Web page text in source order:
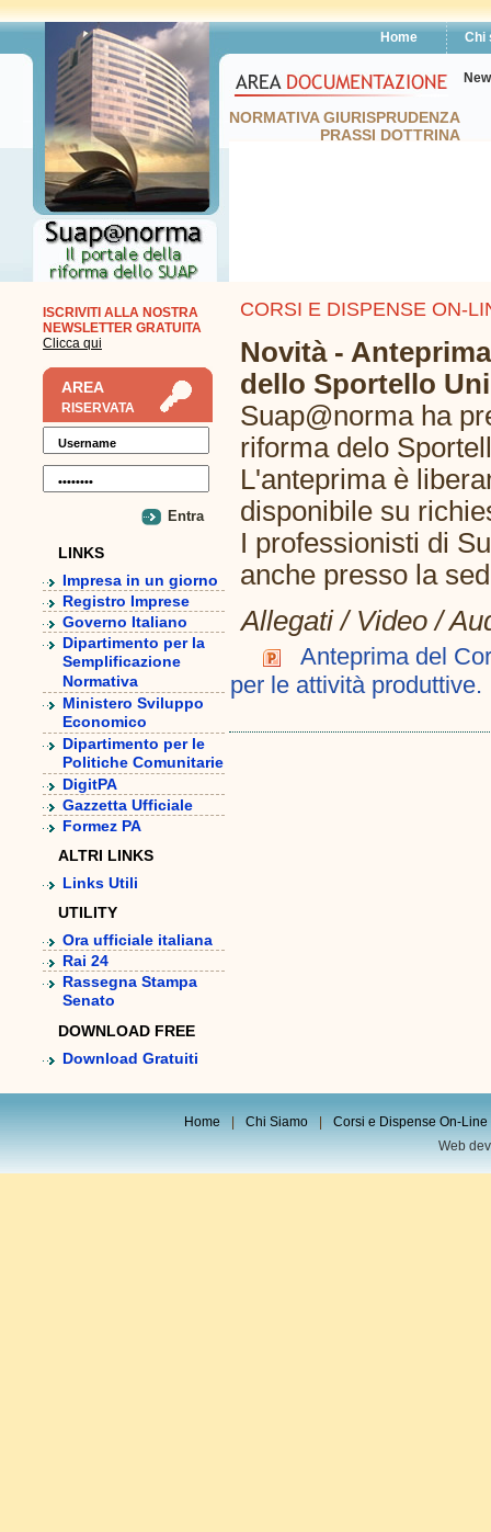
ISCRIVITI ALLA NOSTRA
NEWSLETTER GRATUITA
Clicca qui
AREA
RISERVATA
LINKS
Impresa in un giorno
Registro Imprese
Governo Italiano
Dipartimento per la
Semplificazione
Normativa
Ministero Sviluppo
Economico
Dipartimento per le
Politiche Comunitarie
DigitPA
Gazzetta Ufficiale
Formez PA
ALTRI LINKS
Links Utili
UTILITY
Ora ufficiale italiana
Rai 24
Rassegna Stampa
Senato
DOWNLOAD FREE
Download Gratuiti
Home Chi
NORMATIVA GIURISPRUDENZA
PRASSI DOTTRINA
CORSI E DISPENSE ON-
Novità -
dello Sportello
Suap@norma ha
riforma delo
L'anteprima è
disponibile su
I professionisti di
anche presso la
Allegati / Video /
Anteprima del
per le attività produttive.
Home Chi Siamo
Corsi e Dispense On-Line
Web